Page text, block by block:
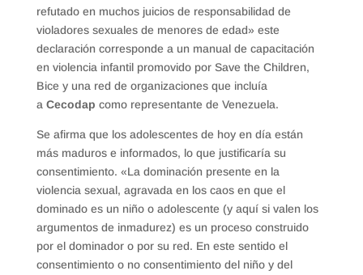
refutado en muchos juicios de responsabilidad de
violadores sexuales de menores de edad» este
declaración corresponde a un manual de capacitación
en violencia infantil promovido por Save the Children,
Bice y una red de organizaciones que incluía
a Cecodap como representante de Venezuela.
Se afirma que los adolescentes de hoy en día están
más maduros e informados, lo que justificaría su
consentimiento. «La dominación presente en la
violencia sexual, agravada en los caos en que el
dominado es un niño o adolescente (y aquí si valen los
argumentos de inmadurez) es un proceso construido
por el dominador o por su red. En este sentido el
consentimiento o no consentimiento del niño y del